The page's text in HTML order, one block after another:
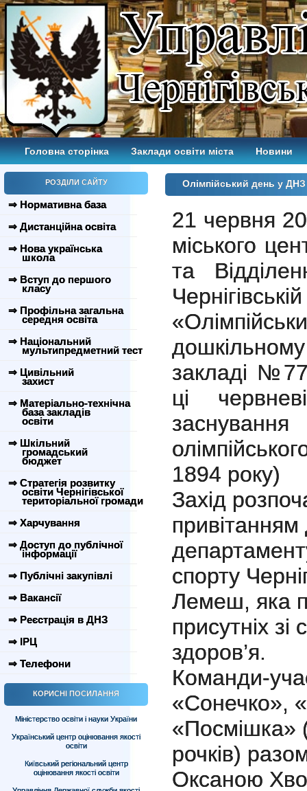
Головна сторінка Заклади освіти міста Новини
РОЗДІЛИ САЙТУ
⇒ Нормативна база
⇒ Дистанційна освіта
⇒ Нова українська
школа
⇒ Вступ до першого
класу
⇒ Профільна загальна
середня освіта
⇒ Національний
мультипредметний тест
⇒ Цивільний
захист
⇒ Матеріально-технічна
база закладів
освіти
⇒ Шкільний
громадський
бюджет
⇒ Стратегія розвитку
освіти Чернігівської
територіальної громади
⇒ Харчування
⇒ Доступ до публічної
інформації
⇒ Публічні закупівлі
⇒ Вакансії
⇒ Реєстрація в ДНЗ
⇒ ІРЦ
⇒ Телефони
КОРИСНІ ПОСИЛАННЯ
Міністерство освіти і науки України
Український центр оцінювання якості
освіти
Київський регіональний центр
оцінювання якості освіти
Олімпійський день у
21 червня
міського
та
закладі
ці
1894 року)
Захід
спорту
Лемеш, яка
присутніх
здоров’я.
Команди-
«Сонечко»,
«Посмішка»
рочків)
Оксаною